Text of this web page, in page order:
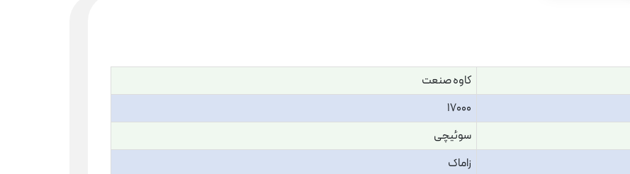
کاوه صنعت
17000
سوئیچی
زاماک